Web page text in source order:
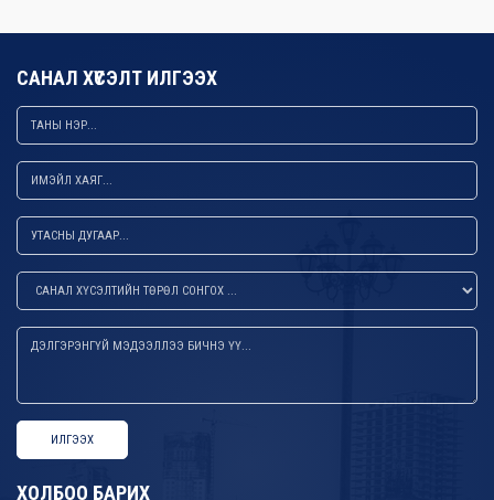
САНАЛ ХҮСЭЛТ ИЛГЭЭХ
ИЛГЭЭХ
ХОЛБОО БАРИХ